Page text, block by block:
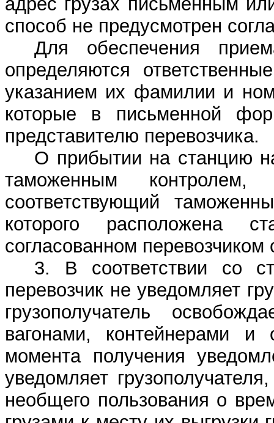
способ не предусмотрен
Для обеспечения
определяются
указанием их фамилии и
которые в письменной
представителю перевозчика.
О прибытии на станцию
таможенным контролем,
соответствующий
которого расположена
согласованном
3. В соответствии со
перевозчик не уведомляет
грузополучатель
вагонами, контейнерами
момента получения
уведомляет
необщего пользования о